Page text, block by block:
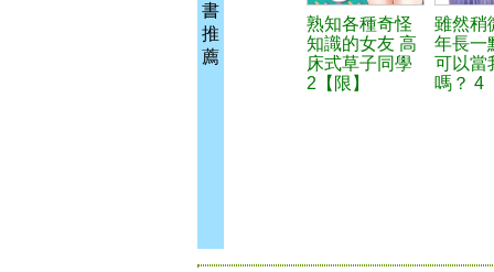
書
推
薦
熟知各種奇怪
知識的女友 高
床式草子同學
2【限】
雖然稍
年長一
可以當
嗎？ 4